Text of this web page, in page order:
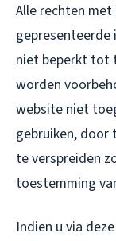
Alle rechten
niet beperkt tot
worden
website niet
gebruiken, door
te verspreiden
toestemming
Indien u via